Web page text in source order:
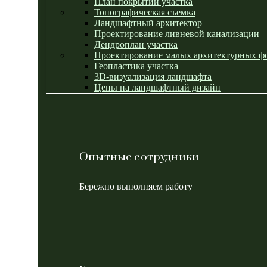
Топографическая съемка
Ландшафтный архитектор
Проектирование ливневой канализации
Дендроплан участка
Проектирование малых архитектурных
Геопластика участка
3D-визуализация ландшафта
Цены на ландшафтный дизайн
Опытные сотрудники
Бережно выполняем работу